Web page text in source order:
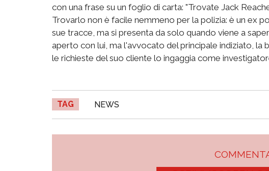
con una frase su un foglio di carta: "Trovate Jack
Trovarlo non è facile nemmeno per la polizia: è un ex
sue tracce, ma si presenta da solo quando viene a
aperto con lui, ma l'avvocato del principale indiziato, la
le richieste del suo cliente lo ingaggia come
TAG NEWS